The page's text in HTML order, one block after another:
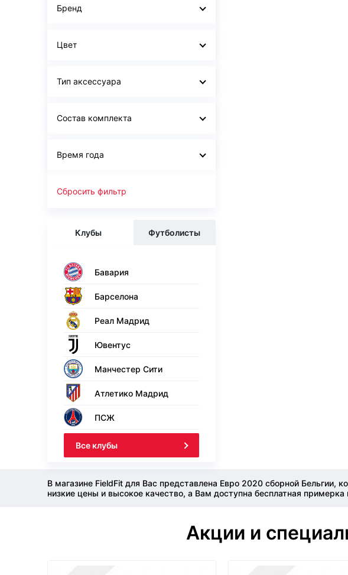
Бренд
Цвет
Тип аксессуара
Состав комплекта
Время года
Сбросить фильтр
Клубы Футболисты
Бавария
Барселона
Реал Мадрид
Ювентус
Манчестер Сити
Атлетико Мадрид
ПСЖ
Все клубы
В магазине FieldFit для Вас представлена Евро 2020 сборной
низкие цены и высокое качество, а Вам доступна бесплатная примерка
Акции и